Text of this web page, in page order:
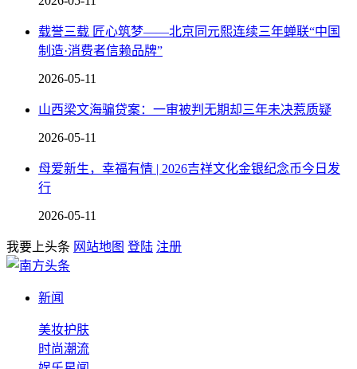
载誉三载 匠心筑梦——北京同元熙连续三年蝉联“中国
制造·消费者信赖品牌”
2026-05-11
山西梁文海骗贷案：一审被判无期却三年未决惹质疑
2026-05-11
母爱新生，幸福有情 | 2026吉祥文化金银纪念币今日发
行
2026-05-11
我要上头条 网站地图 登陆 注册
新闻
美妆护肤
时尚潮流